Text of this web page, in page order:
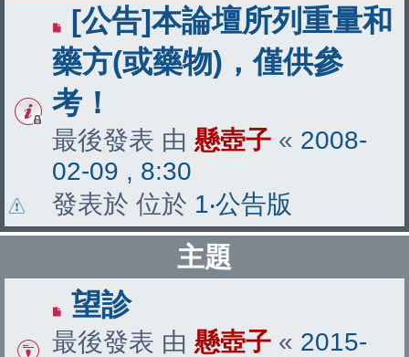
[公告]本論壇所列重量和
藥方(或藥物)，僅供參
考！
最後發表 由 懸壺子 « 2008-
02-09 , 8:30
發表於 位於 1‧公告版
主題
望診
最後發表 由 懸壺子 « 2015-